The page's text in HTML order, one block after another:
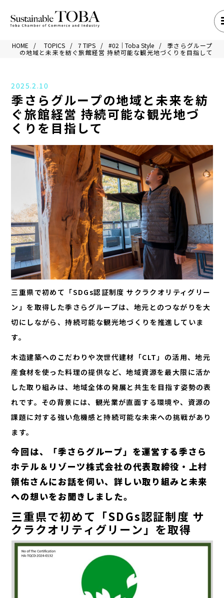
HOME TOPICS 7 TIPS #02｜Toba Style
季さらグループ
の地域と未来を紡ぐ旅館経営 持続可能な観光地づくりを目指して
2025.2.10
季さらグループの地域と未来を紡
ぐ旅館経営 持続可能な観光地づ
くりを目指して
三重県で初めて「SDGs認証制度 サクラクオリティグリー
ン」を取得した季さらグループは、地元とのつながりを大
切にしながら、持続可能な観光地づくりを推進していま
す。
木造建築へのこだわりや次世代建材「CLT」の活用、地元
産食材を使った料理の提供など、地域資源を最大限に活か
した取り組みは、地域全体の発展と共生を目指す姿勢の表
れです。その背景には、観光業が直面する環境や、資源の
課題に対する強い危機感と持続可能な未来への挑戦があり
ます。
今回は、「季さらグループ」を運営する季さら
ホテル＆リゾーツ株式会社の代表取締役・上村
領佑さんにお話を伺い、詳しい取り組みと未来
への想いをお聞きしました。
三重県で初めて「SDGs認証制度 サ
クラクオリティグリーン」を取得